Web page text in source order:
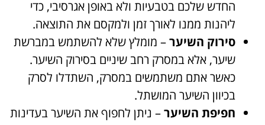
החדש שלכם בטבעיות ולא באופן אגרסיבי, כדי
ליהנות ממנו לאורך זמן ולמקסם את התוצאה.
סירוק השיער– מומלץ שלא להשתמש במברשת
שיער, אלא במסרק רחב שיניים בסירוק השיער.
כאשר אתם משתמשים במסרק, השתדלו לסרק
בכיוון השיער המושתל.
חפיפת השיער– ניתן לחפוף את השיער בעדינות